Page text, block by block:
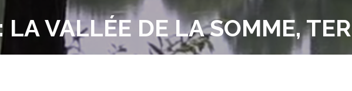
LA VALLÉE DE LA SOMME,